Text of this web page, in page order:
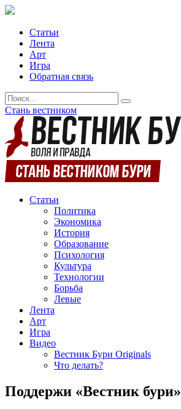
Статьи
Лента
Арт
Игра
Обратная связь
Стань вестником
Статьи
Политика
Экономика
История
Образование
Психология
Культура
Технологии
Борьба
Левые
Лента
Арт
Игра
Видео
Вестник Бури Originals
Что делать?
Поддержи «Вестник бури»